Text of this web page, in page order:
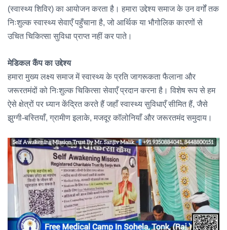
(स्वास्थ्य शिविर) का आयोजन करता है। हमारा उद्देश्य समाज के उन वर्गों तक
निःशुल्क स्वास्थ्य सेवाएँ पहुँचाना है, जो आर्थिक या भौगोलिक कारणों से
उचित चिकित्सा सुविधा प्राप्त नहीं कर पाते।
मेडिकल कैंप का उद्देश्य
हमारा मुख्य लक्ष्य समाज में स्वास्थ्य के प्रति जागरूकता फैलाना और
जरूरतमंदों को निःशुल्क चिकित्सा सेवाएँ प्रदान करना है। विशेष रूप से हम
ऐसे क्षेत्रों पर ध्यान केंद्रित करते हैं जहाँ स्वास्थ्य सुविधाएँ सीमित हैं, जैसे
झुग्गी-बस्तियाँ, ग्रामीण इलाके, मजदूर कॉलोनियाँ और जरूरतमंद समुदाय।